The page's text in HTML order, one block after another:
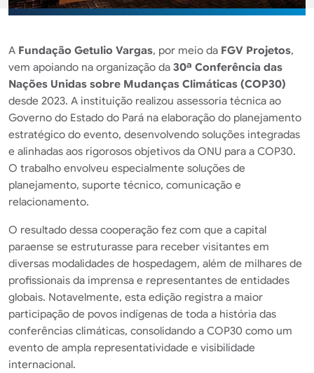
A Fundação Getulio Vargas, por meio da FGV Projetos,
vem apoiando na organização da 30ª Conferência das
Nações Unidas sobre Mudanças Climáticas (COP30)
desde 2023. A instituição realizou assessoria técnica ao
Governo do Estado do Pará na elaboração do planejamento
estratégico do evento, desenvolvendo soluções integradas
e alinhadas aos rigorosos objetivos da ONU para a COP30.
O trabalho envolveu especialmente soluções de
planejamento, suporte técnico, comunicação e
relacionamento.
O resultado dessa cooperação fez com que a capital
paraense se estruturasse para receber visitantes em
diversas modalidades de hospedagem, além de milhares de
profissionais da imprensa e representantes de entidades
globais. Notavelmente, esta edição registra a maior
participação de povos indígenas de toda a história das
conferências climáticas, consolidando a COP30 como um
evento de ampla representatividade e visibilidade
internacional.